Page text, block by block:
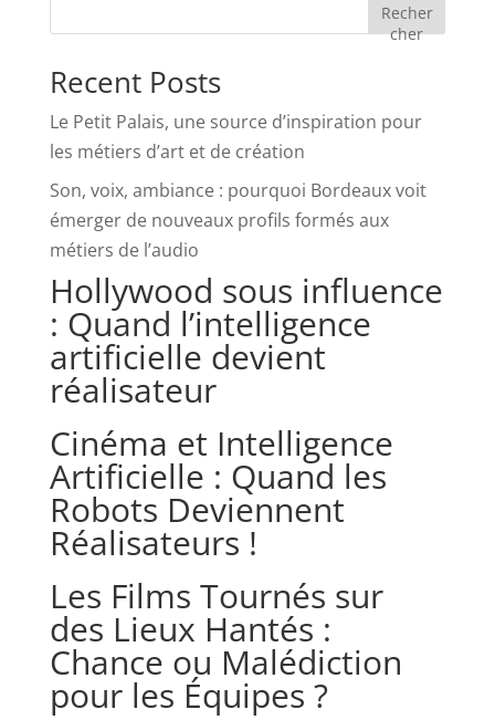
Recher
cher
Recent Posts
Le Petit Palais, une source d’inspiration pour
les métiers d’art et de création
Son, voix, ambiance : pourquoi Bordeaux voit
émerger de nouveaux profils formés aux
métiers de l’audio
Hollywood sous influence
: Quand l’intelligence
artificielle devient
réalisateur
Cinéma et Intelligence
Artificielle : Quand les
Robots Deviennent
Réalisateurs !
Les Films Tournés sur
des Lieux Hantés :
Chance ou Malédiction
pour les Équipes ?